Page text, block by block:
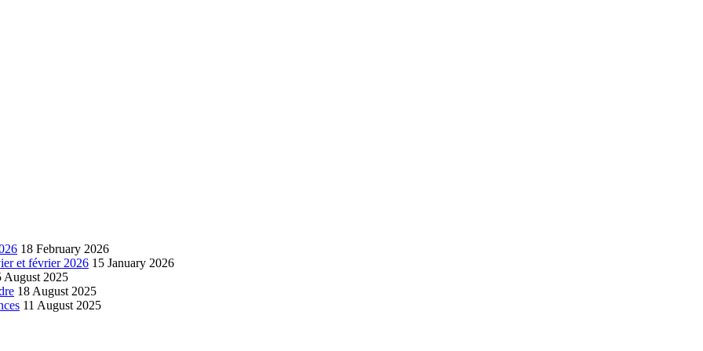
18 February 2026
et février 2026 15 January 2026
August 2025
18 August 2025
11 August 2025